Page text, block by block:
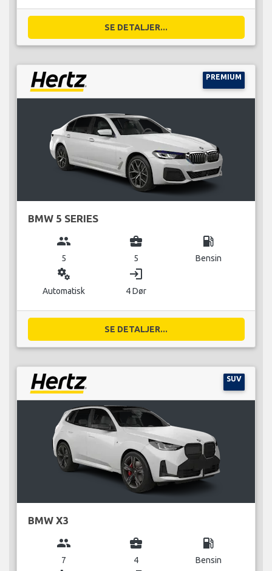
SE DETALJER...
PREMIUM
BMW 5 SERIES
group
5
business_center
5
local_gas_station
Bensin
miscellaneous_services
Automatisk
login
4 Dør
SE DETALJER...
SUV
BMW X3
group
7
business_center
4
local_gas_station
Bensin